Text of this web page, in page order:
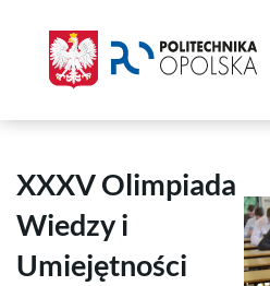
XXXV Olimpiada
Wiedzy i
Umiejętności